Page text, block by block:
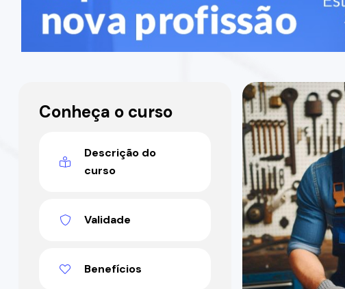
Conheça o curso
Descrição do
curso
Validade
Benefícios